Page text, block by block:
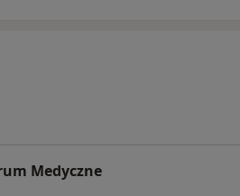
Medyczne